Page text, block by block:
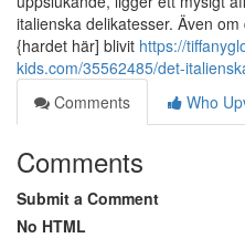
italienska delikatesser. Även
{hardet här] blivit https://
kids.com/35562485/det-
Comments
Who
Comments
Submit a Comment
No HTML